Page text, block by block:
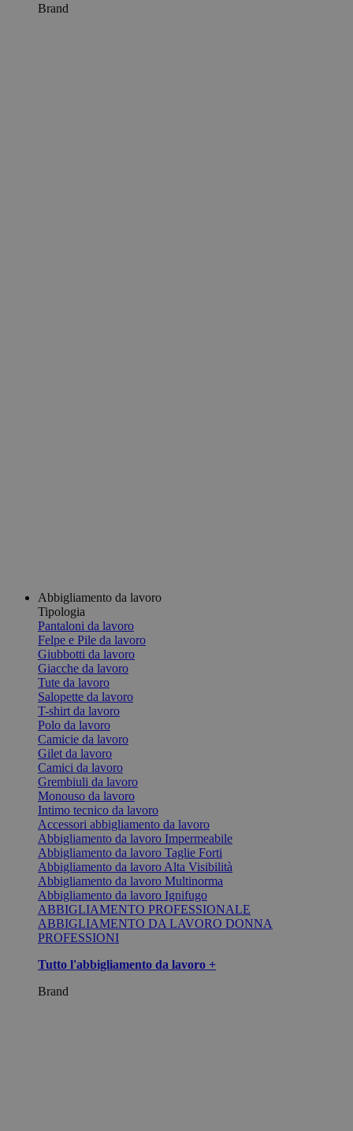
Brand
Abbigliamento da lavoro
Tipologia
Pantaloni da lavoro
Felpe e Pile da lavoro
Giubbotti da lavoro
Giacche da lavoro
Tute da lavoro
Salopette da lavoro
T-shirt da lavoro
Polo da lavoro
Camicie da lavoro
Gilet da lavoro
Camici da lavoro
Grembiuli da lavoro
Monouso da lavoro
Intimo tecnico da lavoro
Accessori abbigliamento da lavoro
Abbigliamento da lavoro Impermeabile
Abbigliamento da lavoro Taglie Forti
Abbigliamento da lavoro Alta Visibilità
Abbigliamento da lavoro Multinorma
Abbigliamento da lavoro Ignifugo
ABBIGLIAMENTO PROFESSIONALE
ABBIGLIAMENTO DA LAVORO DONNA
PROFESSIONI
Tutto l'abbigliamento da lavoro +
Brand